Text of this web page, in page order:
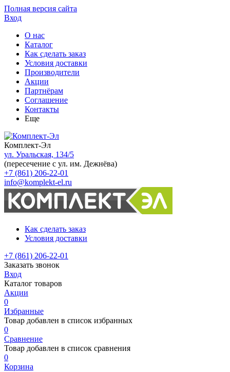
Полная версия сайта
Вход
О нас
Каталог
Как сделать заказ
Условия доставки
Производители
Акции
Партнёрам
Соглашение
Контакты
Еще
Комплект-Эл
ул. Уральская, 134/5
(пересечение с ул. им. Дежнёва)
+7 (861) 206-22-01
info@komplekt-el.ru
Как сделать заказ
Условия доставки
+7 (861) 206-22-01
Заказать звонок
Вход
Каталог товаров
Акции
0
Избранные
Товар добавлен в список избранных
0
Сравнение
Товар добавлен в список сравнения
0
Корзина